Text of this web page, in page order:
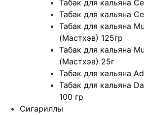
Табак для кальяна
Табак для кальяна
Табак для кальяна
(Мастхэв) 125гр
Табак для кальяна
(Мастхэв) 25г
Табак для кальяна
Табак для кальяна
100 гр
Сигариллы